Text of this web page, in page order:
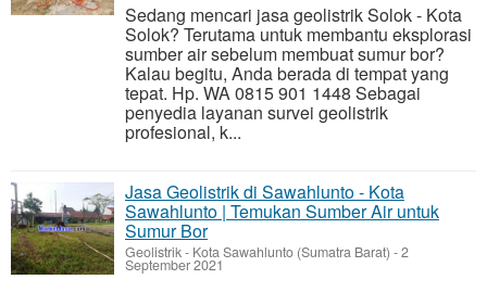
Sedang mencari jasa geolistrik Solok - Kota
Solok? Terutama untuk membantu eksplorasi
sumber air sebelum membuat sumur bor?
Kalau begitu, Anda berada di tempat yang
tepat. Hp. WA 0815 901 1448 Sebagai
penyedia layanan survei geolistrik
profesional, k...
Jasa Geolistrik di Sawahlunto - Kota
Sawahlunto | Temukan Sumber Air untuk
Sumur Bor
Geolistrik- Kota Sawahlunto (Sumatra Barat) -2
September 2021